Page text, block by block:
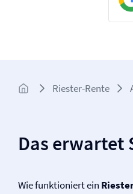
Riester-Rente
Das erwartet
Wie funktioniert ein